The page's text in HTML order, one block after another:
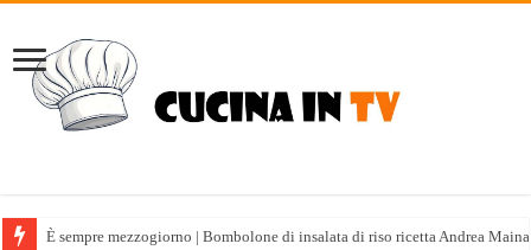
È sempre mezzogiorno | Bombolone di insalata di riso ricetta Andrea